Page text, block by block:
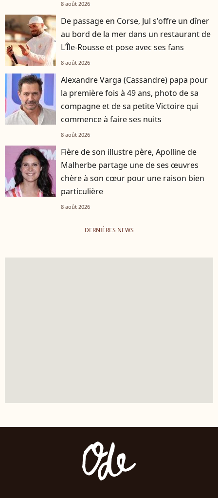
8 août 2026
De passage en Corse, Jul s'offre un dîner
au bord de la mer dans un restaurant de
L'Île-Rousse et pose avec ses fans
8 août 2026
Alexandre Varga (Cassandre) papa pour
la première fois à 49 ans, photo de sa
compagne et de sa petite Victoire qui
commence à faire ses nuits
8 août 2026
Fière de son illustre père, Apolline de
Malherbe partage une de ses œuvres
chère à son cœur pour une raison bien
particulière
8 août 2026
DERNIÈRES NEWS